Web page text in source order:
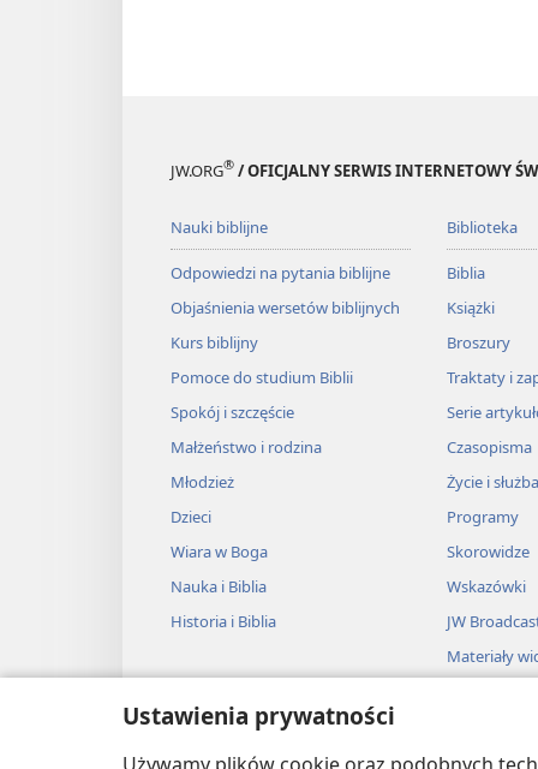
Ustawienia prywatności
nazywa się Salą Królestwa,
z najczęściej omawianych tam
Łukasza 4:43).
Dlaczego warto
Praktyczne informacje.
Świadków Jehowy pomogą ci
niej możesz podejmować w
odpowiedzi na ważne pytania,
Jaki jest sens życia?
Czy Bóg jest
Co się dzieje po śmierci?
JW.ORG® / OFICJALNY SERWIS INTERNETOWY
Nauki biblijne
Odpowiedzi na pytania biblijne
Objaśnienia wersetów biblijnych
Kurs biblijny
Pomoce do studium Biblii
Spokój i szczęście
Małżeństwo i rodzina
Młodzież
Dzieci
Wiara w Boga
Nauka i Biblia
Historia i Biblia
Biblioteka
Biblia
Książki
Broszury
Traktaty i
Serie
Czasopisma
Życie i służba
Programy
Skorowidze
Wskazówki
JW
Materiały